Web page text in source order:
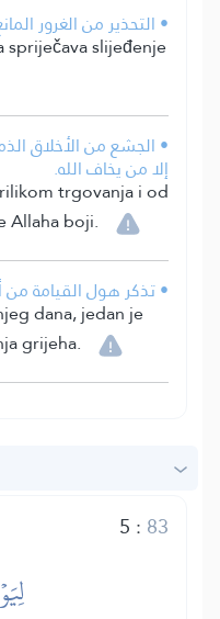
• التحذير من الغرور
slijeđenje
• الجشع من الأخلاق
إلا من يخاف الله.
trgovanja i od
Allaha boji.
• تذكر هول القيامة
dana, jedan je
grijeha.
5 : 83